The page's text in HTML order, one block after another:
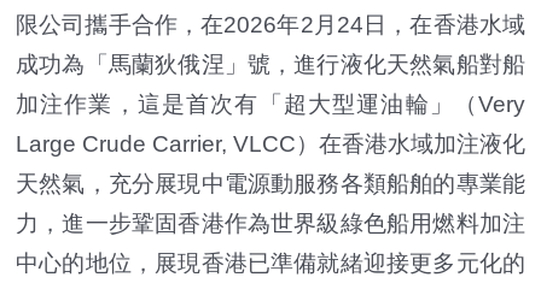
限公司攜手合作，在2026年2月24日，在香港水域
成功為「馬蘭狄俄涅」號，進行液化天然氣船對船
加注作業，這是首次有「超大型運油輪」（Very
Large Crude Carrier, VLCC）在香港水域加注液化
天然氣，充分展現中電源動服務各類船舶的專業能
力，進一步鞏固香港作為世界級綠色船用燃料加注
中心的地位，展現香港已準備就緒迎接更多元化的